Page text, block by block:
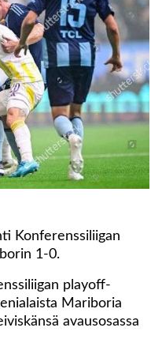
Konferenssiliigan
1-0.
playoff-
Mariboria
avausosassa